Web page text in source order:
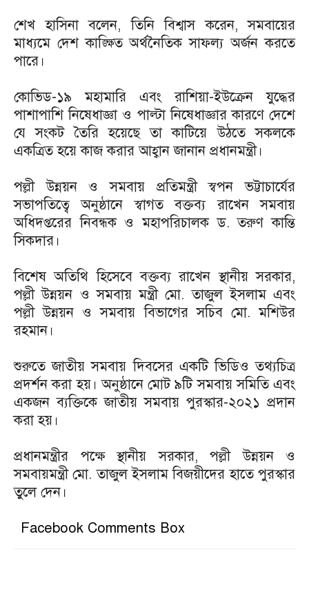
শেখ হাসিনা বলেন, তিনি বিশ্বাস করেন, সমবায়ের
মাধ্যমে দেশ কাঙ্ক্ষিত অর্থনৈতিক সাফল্য অর্জন করতে
পারে।
কোভিড-১৯ মহামারি এবং রাশিয়া-ইউক্রেন যুদ্ধের
পাশাপাশি নিষেধাজ্ঞা ও পাল্টা নিষেধাজ্ঞার কারণে দেশে
যে সংকট তৈরি হয়েছে তা কাটিয়ে উঠতে সকলকে
একত্রিত হয়ে কাজ করার আহ্বান জানান প্রধানমন্ত্রী।
পল্লী উন্নয়ন ও সমবায় প্রতিমন্ত্রী স্বপন ভট্টাচার্যের
সভাপতিত্বে অনুষ্ঠানে স্বাগত বক্তব্য রাখেন সমবায়
অধিদপ্তরের নিবন্ধক ও মহাপরিচালক ড. তরুণ কান্তি
সিকদার।
বিশেষ অতিথি হিসেবে বক্তব্য রাখেন স্থানীয় সরকার,
পল্লী উন্নয়ন ও সমবায় মন্ত্রী মো. তাজুল ইসলাম এবং
পল্লী উন্নয়ন ও সমবায় বিভাগের সচিব মো. মশিউর
রহমান।
শুরুতে জাতীয় সমবায় দিবসের একটি ভিডিও তথ্যচিত্র
প্রদর্শন করা হয়। অনুষ্ঠানে মোট ৯টি সমবায় সমিতি এবং
একজন ব্যক্তিকে জাতীয় সমবায় পুরস্কার-২০২১ প্রদান
করা হয়।
প্রধানমন্ত্রীর পক্ষে স্থানীয় সরকার, পল্লী উন্নয়ন ও
সমবায়মন্ত্রী মো. তাজুল ইসলাম বিজয়ীদের হাতে পুরস্কার
তুলে দেন।
Facebook Comments Box